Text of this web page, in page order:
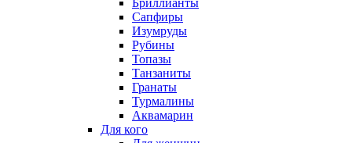
Бриллианты
Сапфиры
Изумруды
Рубины
Топазы
Танзаниты
Гранаты
Турмалины
Аквамарин
Для кого